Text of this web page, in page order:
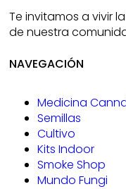
Te invitamos a vivir
de nuestra
NAVEGACIÓN
Medicina
Semillas
Cultivo
Kits Indoor
Smoke Shop
Mundo Fungi